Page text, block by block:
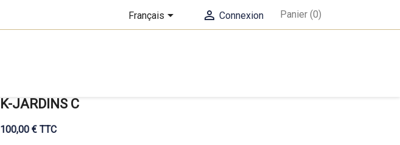
Français  Connexion Panier (0)
K-JARDINS C
100,00 € TTC